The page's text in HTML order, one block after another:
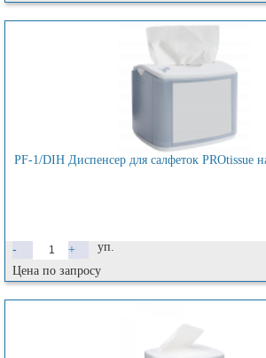
PF-1/DIH Диспенсер для салфеток PROtissue
- +
уп.
Цена по запросу